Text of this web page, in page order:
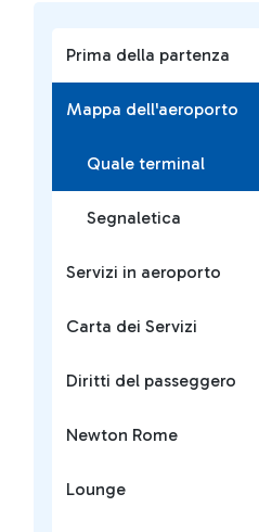
Prima della partenza
Mappa dell'aeroporto
Quale terminal
Segnaletica
Servizi in aeroporto
Carta dei Servizi
Diritti del passeggero
Newton Rome
Lounge